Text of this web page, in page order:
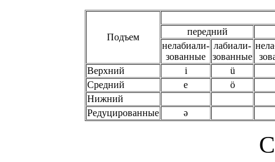
Подъем
передний
нелабиали-
зованные
лабиали-
зованные
Верхний
i
ü
Средний
e
ö
Нижний
Редуцированные
ə